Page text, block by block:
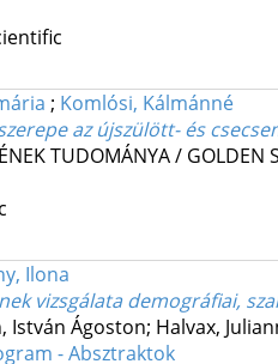
; Komlósi, Kálmánné
az újszülött- és
TUDOMÁNYA / GOLDEN
Ilona
vizsgálata demográfiai,
István Ágoston; Halvax,
- Absztraktok